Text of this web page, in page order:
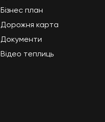
Бізнес план
Дорожня карта
Документи
Відео теплиць
RU ZH-CN